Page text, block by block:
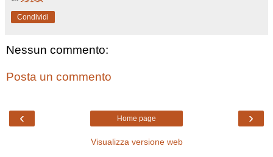
Condividi
Nessun commento:
Posta un commento
‹ ›
Home page
Visualizza versione web